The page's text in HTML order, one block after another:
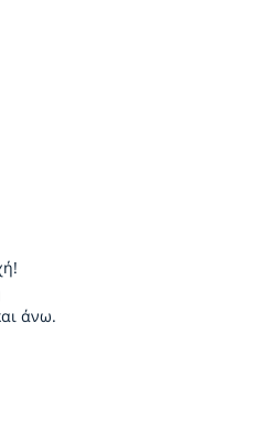
άνω.